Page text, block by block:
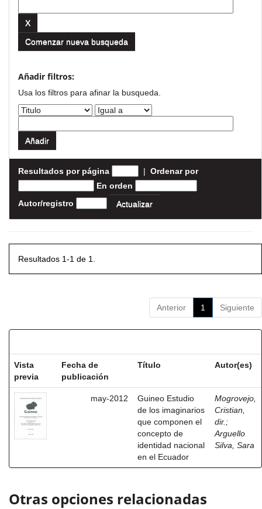
Comenzar nueva busqueda
Añadir filtros:
Usa los filtros para afinar la busqueda.
Resultados por página | Ordenar por
En orden
Autor/registro
Resultados 1-1 de 1.
Anterior 1 Siguiente
Vista
previa
Fecha de
publicación
Título Autor(es)
may-2012
Guineo Estudio
de los imaginarios
que componen el
concepto de
identidad nacional
en el Ecuador
Mogrovejo,
Cristian,
dir. ;
Arguello
Silva, Sara
Otras opciones relacionadas